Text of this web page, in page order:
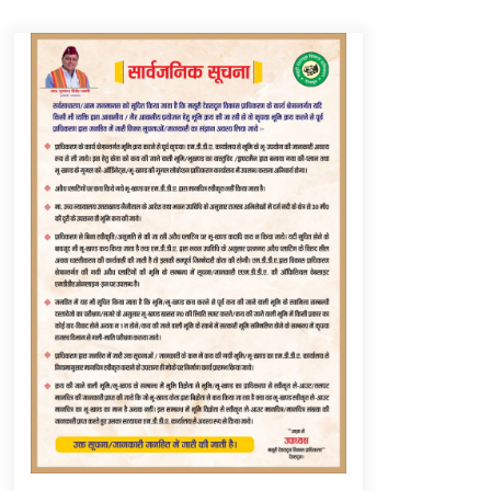
Thought Of The Day 6 September
September 6, 2023
Thought Of The Day 16 May
May 16, 2022
Thought Of The Day 12 May
May 12, 2022
Thought Of The Day 9 May
May 9, 2022